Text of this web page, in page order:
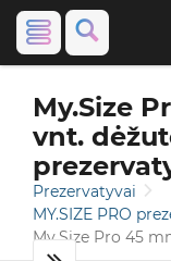
My.Size
vnt.
Prezervatyvai
MY.SIZE PRO
My.Size Pro 45